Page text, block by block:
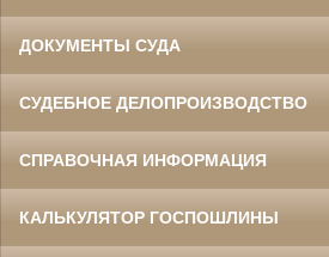
ДОКУМЕНТЫ СУДА
СУДЕБНОЕ ДЕЛОПРОИЗВОДСТВО
СПРАВОЧНАЯ ИНФОРМАЦИЯ
КАЛЬКУЛЯТОР ГОСПОШЛИНЫ